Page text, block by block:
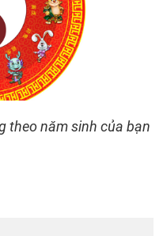
theo năm sinh của bạn